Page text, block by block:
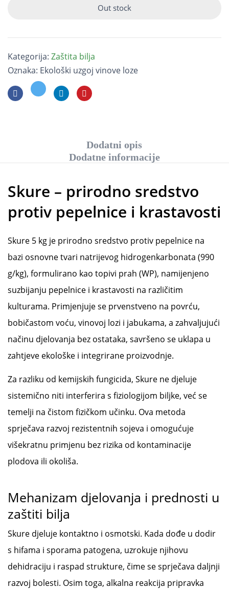
Out stock
Kategorija: Zaštita bilja
Oznaka: Ekološki uzgoj vinove loze
Dodatni opis
Dodatne informacije
Skure – prirodno sredstvo
protiv pepelnice i krastavosti
Skure 5 kg je prirodno sredstvo protiv pepelnice na
bazi osnovne tvari natrijevog hidrogenkarbonata (990
g/kg), formulirano kao topivi prah (WP), namijenjeno
suzbijanju pepelnice i krastavosti na različitim
kulturama. Primjenjuje se prvenstveno na povrću,
bobičastom voću, vinovoj lozi i jabukama, a zahvaljujući
načinu djelovanja bez ostataka, savršeno se uklapa u
zahtjeve ekološke i integrirane proizvodnje.
Za razliku od kemijskih fungicida, Skure ne djeluje
sistemično niti interferira s fiziologijom biljke, već se
temelji na čistom fizičkom učinku. Ova metoda
sprječava razvoj rezistentnih sojeva i omogućuje
višekratnu primjenu bez rizika od kontaminacije
plodova ili okoliša.
Mehanizam djelovanja i prednosti u
zaštiti bilja
Skure djeluje kontaktno i osmotski. Kada dođe u dodir
s hifama i sporama patogena, uzrokuje njihovu
dehidraciju i raspad strukture, čime se sprječava daljnji
razvoj bolesti. Osim toga, alkalna reakcija pripravka